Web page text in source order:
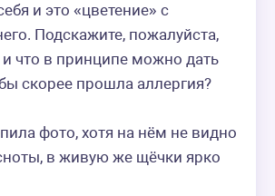
и это «цветение» с
Подскажите, пожалуйста,
и что в принципе можно дать
скорее прошла аллергия?
фото, хотя на нём не видно
в живую же щёчки ярко